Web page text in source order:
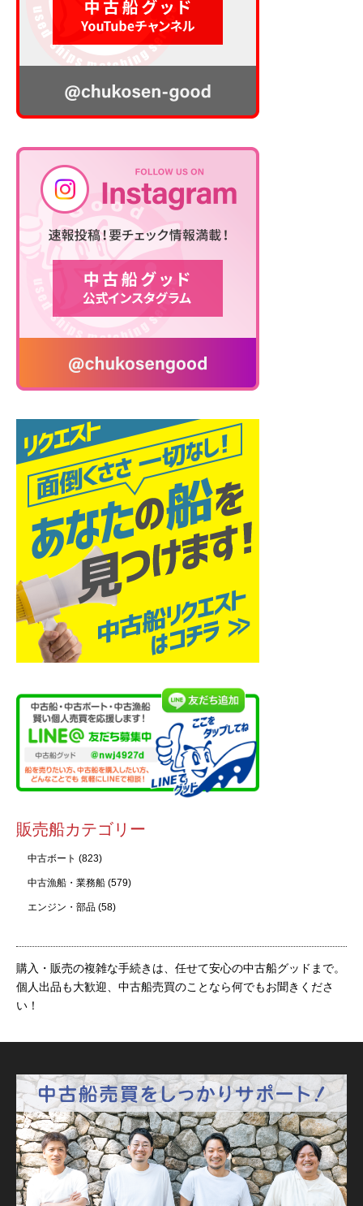
販売船カテゴリー
中古ボート (823)
中古漁船・業務船 (579)
エンジン・部品 (58)
購入・販売の複雑な手続きは、任せて安心の中古船グッドまで。
個人出品も大歓迎、中古船売買のことなら何でもお聞きくださ
い！